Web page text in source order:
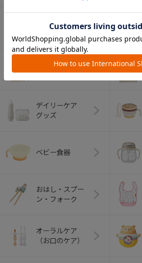
歯がため
室内グッズ
デイリーケア
グッズ
ベビー食器
おはし・スプー
ン・フォーク
オーラルケア
（お口のケア）